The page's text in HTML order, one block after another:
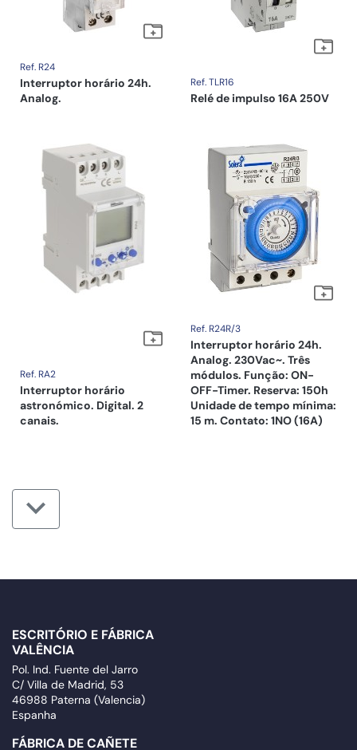
Ref. R24
Interruptor horário 24h.
Analog.
Ref. TLR16
Relé de impulso 16A 250V
Ref. RA2
Interruptor horário
astronómico. Digital. 2
canais.
Ref. R24R/3
Interruptor horário 24h.
Analog. 230Vac~. Três
módulos. Função: ON-
OFF-Timer. Reserva: 150h
Unidade de tempo mínima:
15 m. Contato: 1NO (16A)
ESCRITÓRIO E FÁBRICA
VALÊNCIA
Pol. Ind. Fuente del Jarro
C/ Villa de Madrid, 53
46988 Paterna (Valencia)
Espanha
FÁBRICA DE CAÑETE